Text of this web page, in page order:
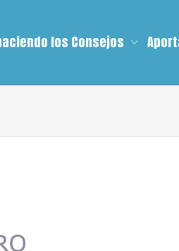
los Consejos